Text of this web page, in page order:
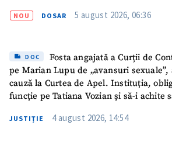
NOU DOSAR 5 august 2026, 06:36
DOC
Fosta angajată a Curții de
pe Marian Lupu de „avansuri
cauză la Curtea de Apel. Instituția,
funcție pe Tatiana Vozian și să-i achite
JUSTIȚIE 4 august 2026, 14:54